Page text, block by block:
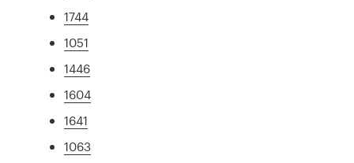
1744
1051
1446
1604
1641
1063